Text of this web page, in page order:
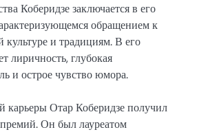
Коберидзе заключается в его
обращением к
культуре и традициям. В его
лиричность, глубокая
и острое чувство юмора.
карьеры Отар Коберидзе получил
Он был лауреатом